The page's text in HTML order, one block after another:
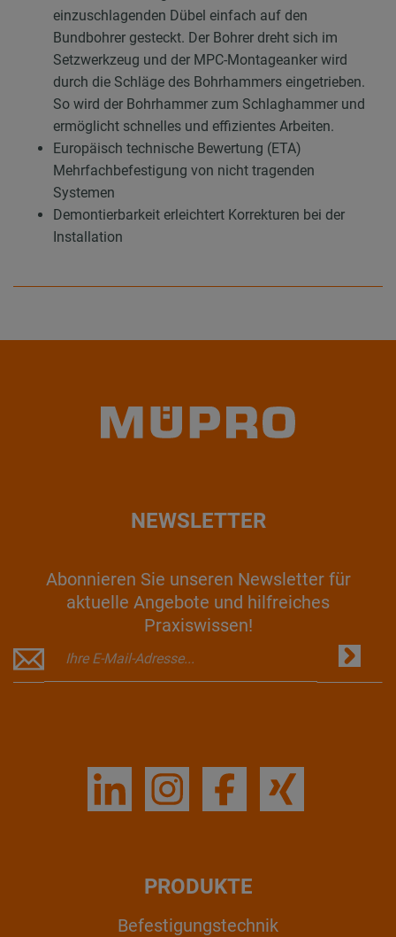
einzuschlagenden Dübel einfach auf den
Bundbohrer gesteckt. Der Bohrer dreht sich im
Setzwerkzeug und der MPC-Montageanker wird
durch die Schläge des Bohrhammers eingetrieben.
So wird der Bohrhammer zum Schlaghammer und
ermöglicht schnelles und effizientes Arbeiten.
Europäisch technische Bewertung (ETA)
Mehrfachbefestigung von nicht tragenden
Systemen
Demontierbarkeit erleichtert Korrekturen bei der
Installation
NEWSLETTER
Abonnieren Sie unseren Newsletter für
aktuelle Angebote und hilfreiches
Praxiswissen!
PRODUKTE
Befestigungstechnik